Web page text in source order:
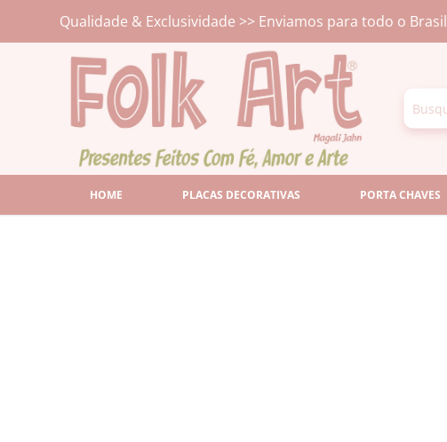
Qualidade & Exclusividade >> Enviamos para todo o Brasil
HOME PLACAS DECORATIVAS PORTA CHAVES